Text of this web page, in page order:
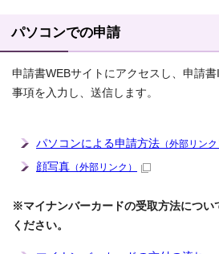
パソコンでの申請
申請書WEBサイトにアクセスし、申請
事項を入力し、送信します。
パソコンによる申請方法 （外部リンク
顔写真 （外部リンク）
※マイナンバーカードの受取方法につい
ください。